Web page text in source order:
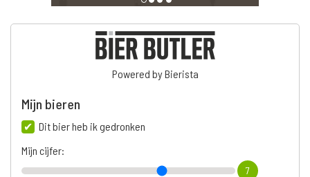
Powered by Bierista
Mijn bieren
Dit bier heb ik gedronken
Mijn cijfer:
7